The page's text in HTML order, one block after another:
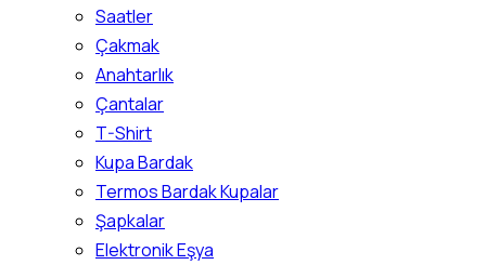
Saatler
Çakmak
Anahtarlık
Çantalar
T-Shirt
Kupa Bardak
Termos Bardak Kupalar
Şapkalar
Elektronik Eşya